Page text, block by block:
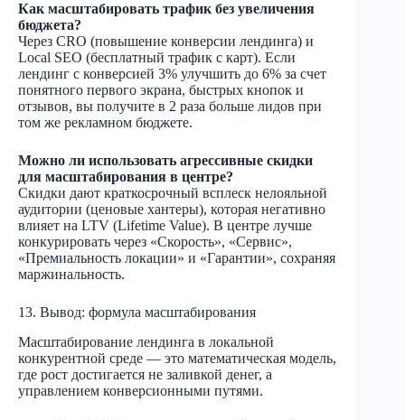
Как масштабировать трафик без увеличения
бюджета?
Через CRO (повышение конверсии лендинга) и
Local SEO (бесплатный трафик с карт). Если
лендинг с конверсией 3% улучшить до 6% за счет
понятного первого экрана, быстрых кнопок и
отзывов, вы получите в 2 раза больше лидов при
том же рекламном бюджете.
Можно ли использовать агрессивные скидки
для масштабирования в центре?
Скидки дают краткосрочный всплеск нелояльной
аудитории (ценовые хантеры), которая негативно
влияет на LTV (Lifetime Value). В центре лучше
конкурировать через «Скорость», «Сервис»,
«Премиальность локации» и «Гарантии», сохраняя
маржинальность.
13. Вывод: формула масштабирования
Масштабирование лендинга в локальной
конкурентной среде — это математическая модель,
где рост достигается не заливкой денег, а
управлением конверсионными путями.